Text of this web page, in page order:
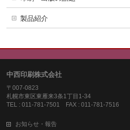
製品紹介
中西印刷株式会社
〒007-0823
札幌市東区東雁来3条1丁目1-34
TEL : 011-781-7501 FAX : 011-781-7516
お知らせ・報告